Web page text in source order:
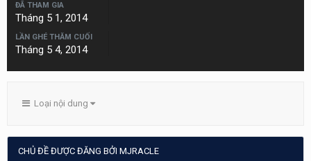
ĐÃ THAM GIA
Tháng 5 1, 2014
LẦN GHÉ THĂM CUỐI
Tháng 5 4, 2014
Loại nội dung
CHỦ ĐỀ ĐƯỢC ĐĂNG BỞI MJRACLE